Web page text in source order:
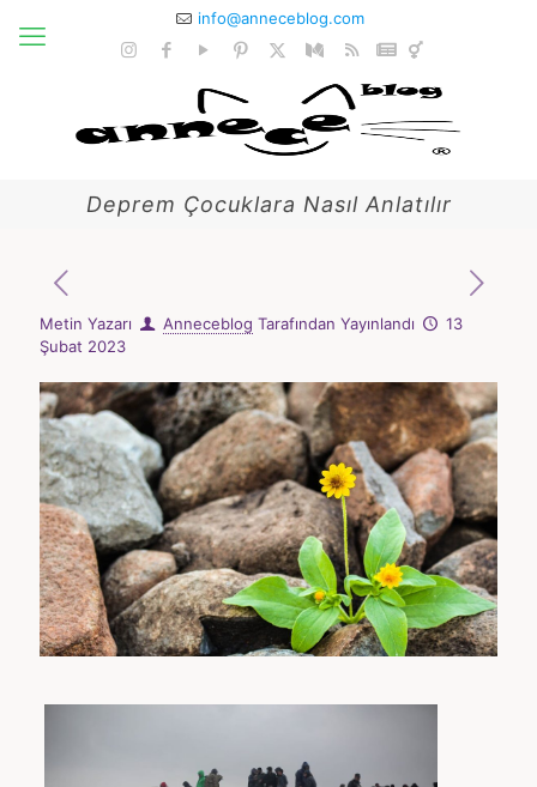
info@anneceblog.com
Deprem Çocuklara Nasıl Anlatılır
Metin Yazarı Anneceblog Tarafından Yayınlandı
13
Şubat 2023